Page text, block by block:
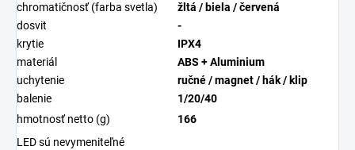
chromatičnosť (farba svetla)
žltá / biela / červená
dosvit
-
krytie
IPX4
materiál
ABS + Aluminium
uchytenie
ručné / magnet / hák / klip
balenie
1/20/40
hmotnosť netto (g)
166
LED sú nevymeniteľné